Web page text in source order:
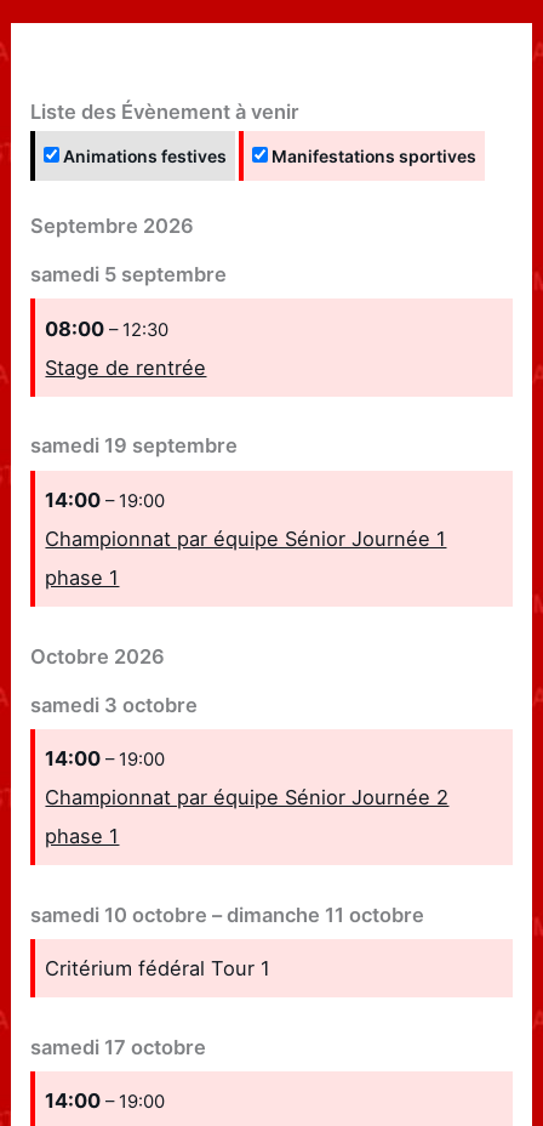
Liste des Évènement à venir
Animations festives Manifestations sportives
Septembre 2026
samedi 5 septembre
08:00– 12:30
Stage de rentrée
samedi 19 septembre
14:00– 19:00
Championnat par équipe Sénior Journée 1
phase 1
Octobre 2026
samedi 3 octobre
14:00– 19:00
Championnat par équipe Sénior Journée 2
phase 1
samedi 10 octobre –dimanche 11 octobre
Critérium fédéral Tour 1
samedi 17 octobre
14:00– 19:00